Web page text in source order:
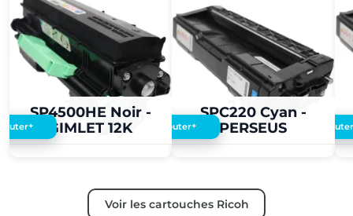
SP4500HE Noir -
GIMLET 12K
2,00 €
+
SPC220 Cyan -
PERSEUS
2,00 €
Ajouter+
Voir les cartouches Ricoh